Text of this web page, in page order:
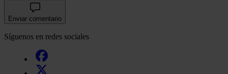
Enviar comentario
Síguenos en redes sociales